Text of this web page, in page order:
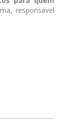
responsável